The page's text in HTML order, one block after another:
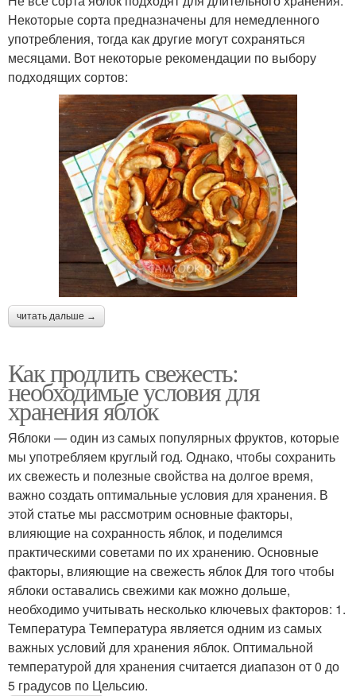
Некоторые сорта предназначены для немедленного
употребления, тогда как другие могут сохраняться
месяцами. Вот некоторые рекомендации по выбору
подходящих сортов:
читать дальше →
Как продлить свежесть:
необходимые условия для
хранения яблок
Яблоки — один из самых популярных фруктов, которые
мы употребляем круглый год. Однако, чтобы сохранить
их свежесть и полезные свойства на долгое время,
важно создать оптимальные условия для хранения. В
этой статье мы рассмотрим основные факторы,
влияющие на сохранность яблок, и поделимся
практическими советами по их хранению. Основные
факторы, влияющие на свежесть яблок Для того чтобы
яблоки оставались свежими как можно дольше,
необходимо учитывать несколько ключевых факторов: 1.
Температура Температура является одним из самых
важных условий для хранения яблок. Оптимальной
температурой для хранения считается диапазон от 0 до
5 градусов по Цельсию.